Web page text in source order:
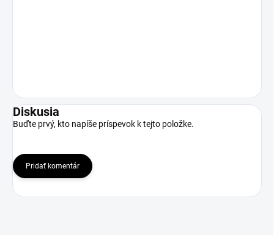
Diskusia
Buďte prvý, kto napíše príspevok k tejto položke.
Pridať komentár